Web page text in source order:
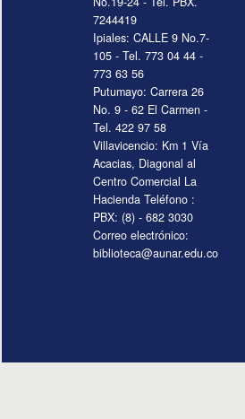
7244419
Ipiales: CALLE 9 No.7-
105 - Tel. 773 04 44 -
773 63 56
Putumayo: Carrera 26
No. 9 - 62 El Carmen -
Tel. 422 97 58
Villavicencio: Km 1 Vía
Acacias, Diagonal al
Centro Comercial La
Hacienda Teléfono :
PBX: (8) - 682 3030
Correo electrónico:
biblioteca@aunar.edu.co